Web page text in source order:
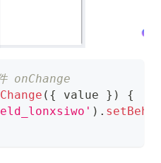
onChange
( { value } )
{
) .